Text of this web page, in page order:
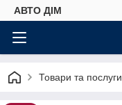
АВТО ДIМ
Товари та послуги